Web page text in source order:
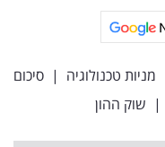
מניות טכנולוגיה | סיכום
| שוק ההון